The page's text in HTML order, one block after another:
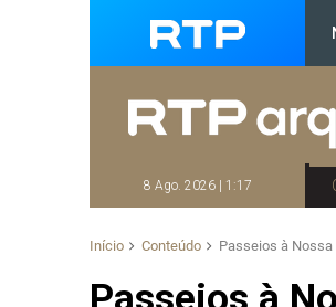
8 Ago. 2026 | 1:17
Início Conteúdo Passeios à Nossa